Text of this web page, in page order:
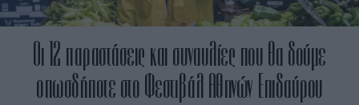
Οι 12 παραστάσεις και συναυλίες που θα δούμε
οπωσδήποτε στο Φεστιβάλ Αθηνών Επιδαύρου